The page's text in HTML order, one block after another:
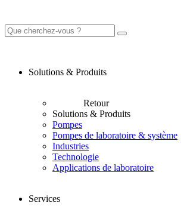
Solutions & Produits
Retour
Solutions & Produits
Pompes
Pompes de laboratoire & système
Industries
Technologie
Applications de laboratoire
Services